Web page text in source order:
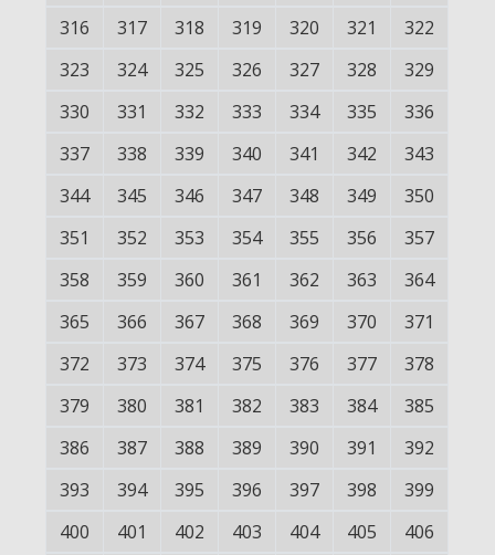
316
317 318 319 320 321
322
323
324 325 326 327 328
329
330
331 332 333 334 335
336
337
338 339 340 341 342
343
344
345 346 347 348 349
350
351
352 353 354 355 356
357
358
359 360 361 362 363
364
365
366 367 368 369 370
371
372
373 374 375 376 377
378
379
380 381 382 383 384
385
386
387 388 389 390 391
392
393
394 395 396 397 398
399
400
401 402 403 404 405 406